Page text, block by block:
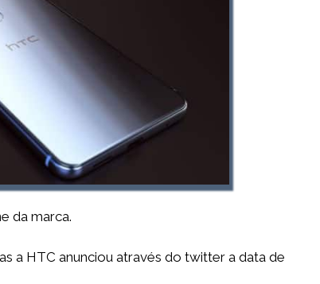
da marca.
a HTC anunciou através do twitter a data de